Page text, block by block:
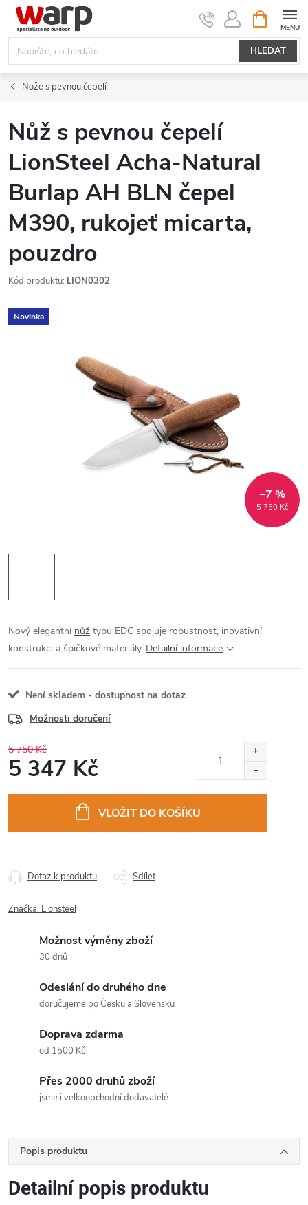
Přejít
obsah
HLEDAT
NÁKUPNÍ
KOŠÍK
Nože s pevnou čepelí
Nůž s pevnou čepelí
LionSteel Acha-Natural
Burlap AH BLN čepel
M390, rukojeť micarta,
pouzdro
Kód produktu: LION0302
Novinka
5 750 Kč
–7 %
Nový elegantní nůž typu EDC spojuje robustnost, inovativní
konstrukci a špičkové materiály. Detailní informace
Není skladem - dostupnost na dotaz
Možnosti doručení
5 750 Kč
5 347 Kč
VLOŽIT DO KOŠÍKU
Dotaz k produktu Sdílet
Značka: Lionsteel
Možnost výměny zboží
30 dnů
Odeslání do druhého dne
doručujeme po Česku a Slovensku
Doprava zdarma
od 1500 Kč
Přes 2000 druhů zboží
jsme i velkoobchodní dodavatelé
Popis produktu
Detailní popis produktu